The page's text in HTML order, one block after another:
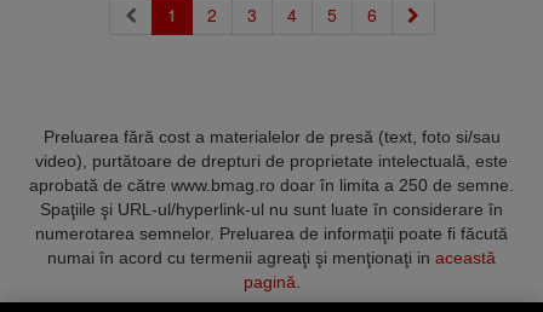
1 (current)
2 3 4 5 6
Preluarea fără cost a materialelor de presă (text, foto si/sau
video), purtătoare de drepturi de proprietate intelectuală, este
aprobată de către www.bmag.ro doar în limita a 250 de semne.
Spaţiile şi URL-ul/hyperlink-ul nu sunt luate în considerare în
numerotarea semnelor. Preluarea de informaţii poate fi făcută
numai în acord cu termenii agreaţi şi menţionaţi in această
pagină.